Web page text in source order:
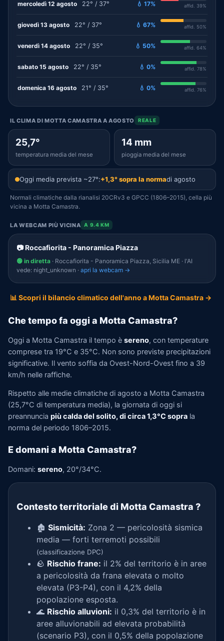
mercoledì 12 agosto 22° / 37° 💧 17% affid. 39%
giovedì 13 agosto 22° / 37° 💧 67% affid. 50%
venerdì 14 agosto 22° / 35° 💧 50% affid. 64%
sabato 15 agosto 22° / 35° 💧 0% affid. 78%
domenica 16 agosto 21° / 35° 💧 0% affid. 76%
IL CLIMA DI MOTTA CAMASTRA A AGOSTO REALE
25,7°
temperatura media del mese
14 mm
pioggia media del mese
Oggi media prevista ~27°:+1,3° sopra la normadi agosto
Normali climatiche dalla rianalisi 20CRv3 e GPCC (1806–2015), cella più
vicina a Motta Camastra.
LA WEBCAM PIÙ VICINA A 9.4 KM
📷 Roccafiorita - Panoramica Piazza
🟢 in diretta · Roccafiorita - Panoramica Piazza, Sicilia ME · l'AI
vede: night_unknown · apri la webcam →
📊 Scopri il bilancio climatico dell'anno a Motta Camastra →
Che tempo fa oggi a Motta Camastra?
Oggi a Motta Camastra il tempo è sereno, con temperature
comprese tra 19°C e 35°C. Non sono previste precipitazioni
significative. Il vento soffia da Ovest-Nord-Ovest fino a 39
km/h nelle raffiche.
Rispetto alle medie climatiche di agosto a Motta Camastra
(25,7°C di temperatura media), la giornata di oggi si
preannuncia più calda del solito, di circa 1,3°C sopra la
norma del periodo 1806–2015.
E domani a Motta Camastra?
Domani: sereno, 20°/34°C.
Contesto territoriale di Motta Camastra ?
🏚️ Sismicità: Zona 2 — pericolosità sismica
media — forti terremoti possibili
(classificazione DPC)
🪨 Rischio frane: il 2% del territorio è in aree
a pericolosità da frana elevata o molto
elevata (P3-P4), con il 4,2% della
popolazione esposta.
🌊 Rischio alluvioni: il 0,3% del territorio è in
aree alluvionabili ad elevata probabilità
(scenario P3), con il 0,5% della popolazione